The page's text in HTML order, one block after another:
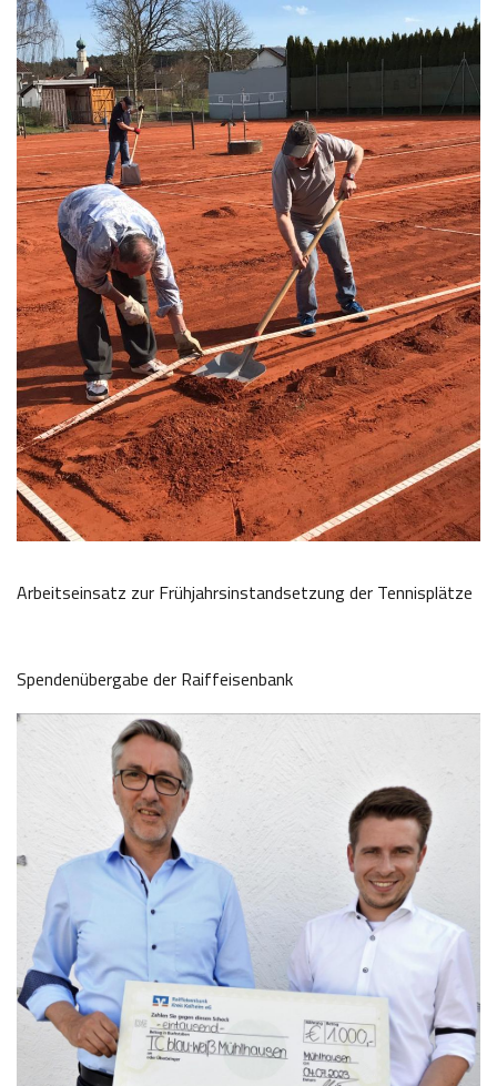
Arbeitseinsatz zur Frühjahrsinstandsetzung der Tennisplätze
Spendenübergabe der Raiffeisenbank